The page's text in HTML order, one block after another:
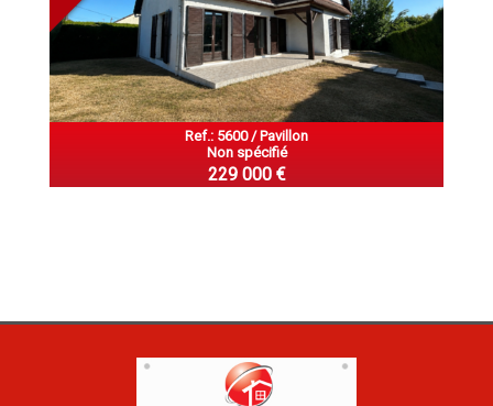
Ref.: 5600 / Pavillon
Non spécifié
229 000 €